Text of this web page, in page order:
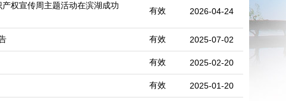
权宣传周主题活动在滨湖成功
有效 2026-04-24
有效 2025-07-02
有效 2025-02-20
有效 2025-01-20